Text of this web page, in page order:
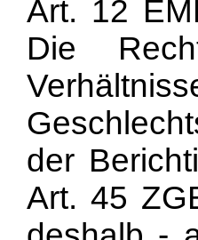
Art. 12
Die
der
Art. 45